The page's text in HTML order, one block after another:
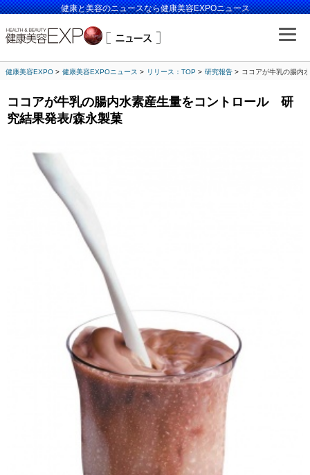
健康と美容のニュースなら健康美容EXPOニュース
健康美容EXPO 健康美容EXPOニュース リリース：TOP 研究報告 ココアが牛乳の腸内
ココアが牛乳の腸内水素産生量をコントロール 研
究結果発表/森永製菓